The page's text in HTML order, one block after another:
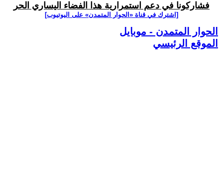
فشاركونا في دعم استمرارية هذا الفضاء اليساري الحر
[اشترك في قناة ‫«الحوار المتمدن» على اليوتيوب]
الحوار المتمدن - موبايل
الموقع الرئيسي